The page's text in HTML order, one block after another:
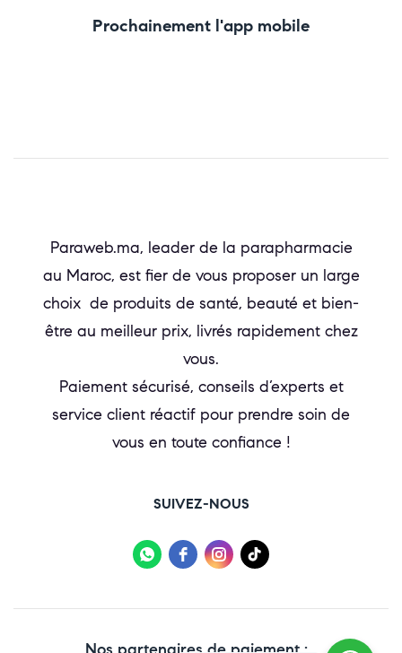
Prochainement l'app mobile
Paraweb.ma, leader de la parapharmacie
au Maroc, est fier de vous proposer un large
choix de produits de santé, beauté et bien-
être au meilleur prix, livrés rapidement chez
vous.
Paiement sécurisé, conseils d’experts et
service client réactif pour prendre soin de
vous en toute confiance !
SUIVEZ-NOUS